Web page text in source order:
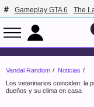
Gameplay GTA 6 The
Vandal Random
Noticias
Los veterinarios coinciden: la
dueños y su clima en casa